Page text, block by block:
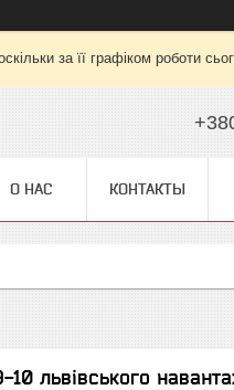
за її графіком роботи
О НАС КОНТАКТЫ
львівського